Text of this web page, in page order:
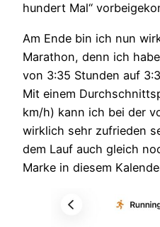
hundert Mal“
Am Ende bin ich nun
Marathon, denn ich
von 3:35 Stunden auf
Mit einem
km/h) kann ich bei der
wirklich sehr zufrieden
dem Lauf auch gleich
Marke in diesem